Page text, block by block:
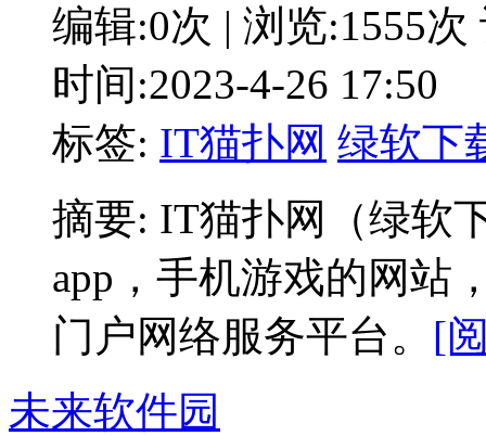
编辑:0次 | 浏览:1555次
时间:2023-4-26 17:50
标签: IT猫扑网 绿软下
摘要: IT猫扑网（绿软
app，手机游戏的网站
门户网络服务平台。 [
未来软件园